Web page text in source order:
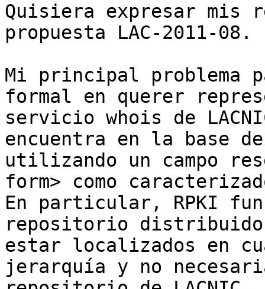
Quisiera expresar mis
propuesta LAC-2011-08.
Mi principal problema
formal en querer
servicio whois de
encuentra en la base
utilizando un campo
form> como
En particular, RPKI
repositorio distribuido,
estar localizados en
jerarquía y no